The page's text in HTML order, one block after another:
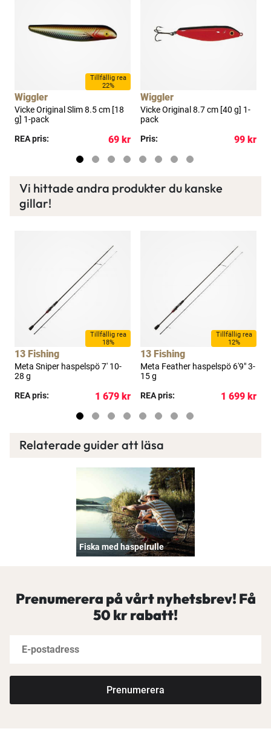
Ett exklusivt medlemskap med många förmåner.
varje månad och mycket mer. Spara tusenlappar
idag!
Läs mer här
Tillfällig rea
22%
Wiggler
Vicke Original Slim 8.5 cm [18
g] 1-pack
REA pris:
69 kr
Wiggler
Vicke Original 8.7 cm [40 g] 1-
pack
Pris:
99 kr
Vi hittade andra produkter du kanske
gillar!
Tillfällig rea
18%
13 Fishing
Meta Sniper haspelspö 7' 10-
28 g
REA pris:
1 679 kr
Tillfällig rea
12%
13 Fishing
Meta Feather haspelspö 6'9" 3-
15 g
REA pris:
1 699 kr
Relaterade guider att läsa
Fiska med haspelrulle
Prenumerera på vårt nyhetsbrev! Få
50 kr rabatt!
Prenumerera